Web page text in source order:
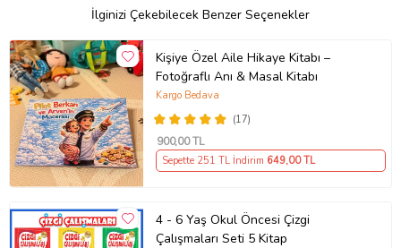
Kağıt Cinsi: 2. Hamur
Çevirmen:
Ürün Kodu:kcm11233037
İlginizi Çekebilecek Benzer Seçenekler
Kişiye Özel Aile Hikaye Kitabı –
Fotoğraflı Anı & Masal Kitabı
(17)
Kargo Bedava
900,00 TL
Sepette 251 TL İndirim 649,00 TL
4 - 6 Yaş Okul Öncesi Çizgi
Çalışmaları Seti 5 Kitap